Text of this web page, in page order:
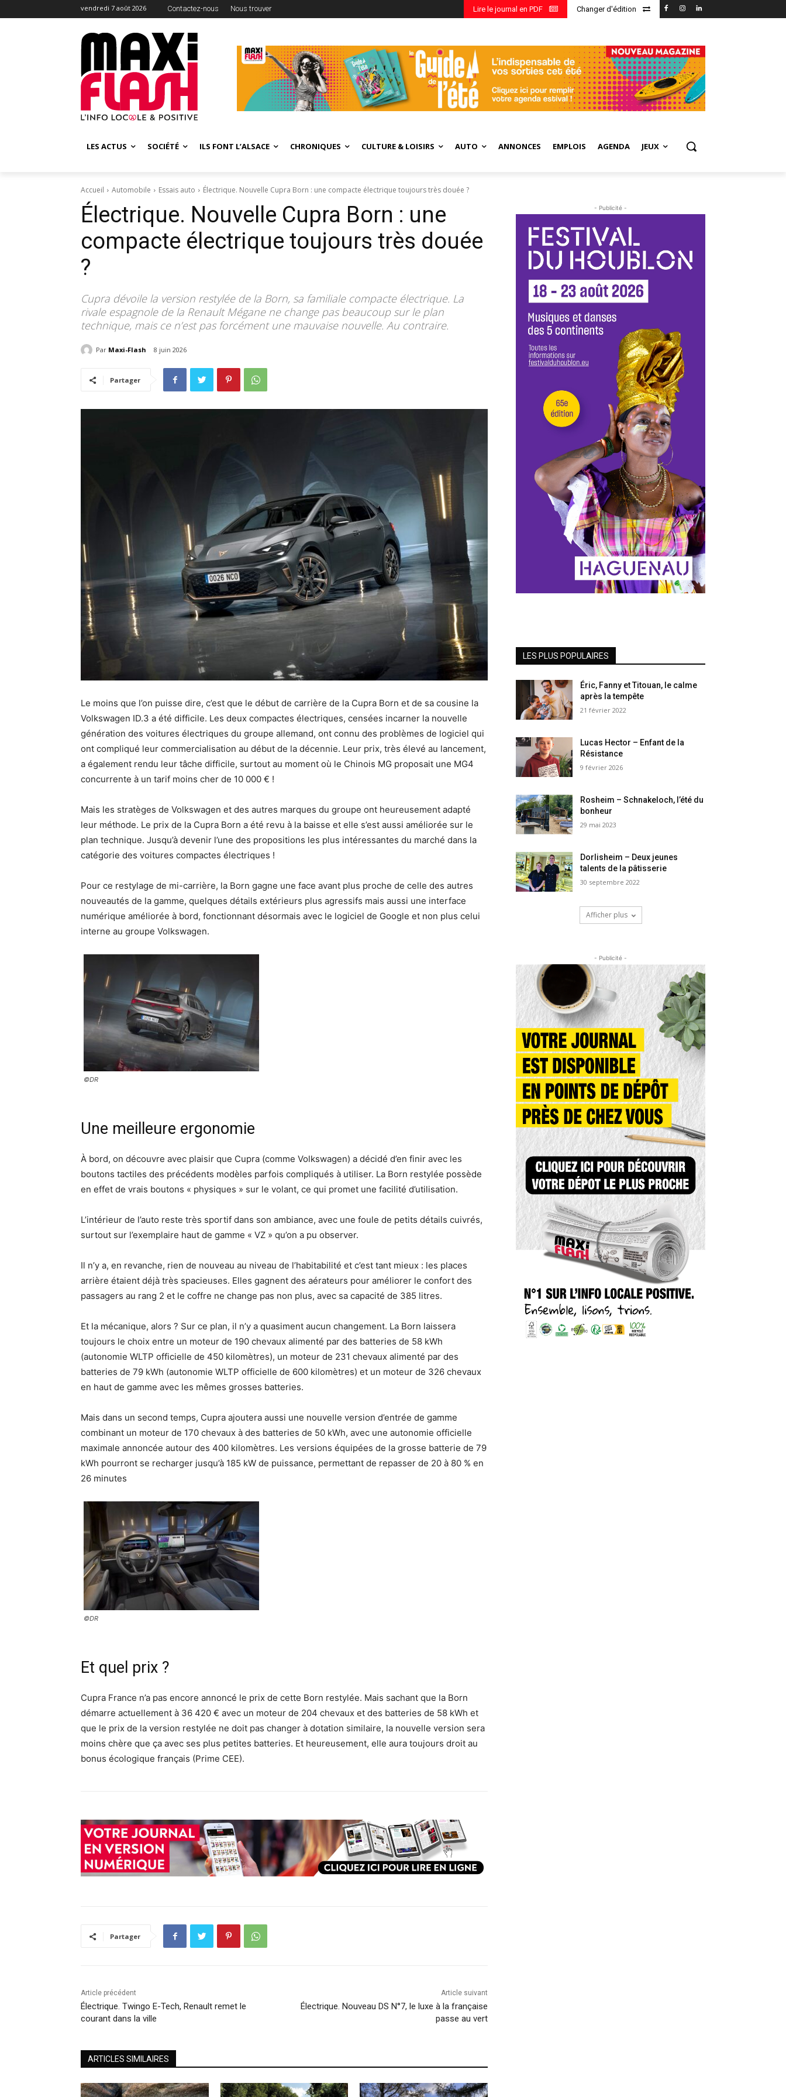
vendredi 7 août 2026 Contactez-nous Nous trouver Changer d'édition
Lire le journal en PDF
LES ACTUS SOCIÉTÉ ILS FONT L’ALSACE CHRONIQUES CULTURE & LOISIRS AUTO ANNONCES EMPLOIS AGENDA JEUX
Accueil Automobile Essais auto Électrique. Nouvelle Cupra Born : une compacte électrique toujours très douée ?
Électrique. Nouvelle Cupra Born : une
compacte électrique toujours très douée
?
Cupra dévoile la version restylée de la Born, sa familiale compacte électrique. La
rivale espagnole de la Renault Mégane ne change pas beaucoup sur le plan
technique, mais ce n’est pas forcément une mauvaise nouvelle. Au contraire.
Par Maxi-Flash 8 juin 2026
Partager
Le moins que l’on puisse dire, c’est que le début de carrière de la Cupra Born et de sa cousine la
Volkswagen ID.3 a été difficile. Les deux compactes électriques, censées incarner la nouvelle
génération des voitures électriques du groupe allemand, ont connu des problèmes de logiciel qui
ont compliqué leur commercialisation au début de la décennie. Leur prix, très élevé au lancement,
a également rendu leur tâche difficile, surtout au moment où le Chinois MG proposait une MG4
concurrente à un tarif moins cher de 10 000 € !
Mais les stratèges de Volkswagen et des autres marques du groupe ont heureusement adapté
leur méthode. Le prix de la Cupra Born a été revu à la baisse et elle s’est aussi améliorée sur le
plan technique. Jusqu’à devenir l’une des propositions les plus intéressantes du marché dans la
catégorie des voitures compactes électriques !
Pour ce restylage de mi-carrière, la Born gagne une face avant plus proche de celle des autres
nouveautés de la gamme, quelques détails extérieurs plus agressifs mais aussi une interface
numérique améliorée à bord, fonctionnant désormais avec le logiciel de Google et non plus celui
interne au groupe Volkswagen.
©DR
Une meilleure ergonomie
À bord, on découvre avec plaisir que Cupra (comme Volkswagen) a décidé d’en finir avec les
boutons tactiles des précédents modèles parfois compliqués à utiliser. La Born restylée possède
en effet de vrais boutons « physiques » sur le volant, ce qui promet une facilité d’utilisation.
L’intérieur de l’auto reste très sportif dans son ambiance, avec une foule de petits détails cuivrés,
surtout sur l’exemplaire haut de gamme « VZ » qu’on a pu observer.
Il n’y a, en revanche, rien de nouveau au niveau de l’habitabilité et c’est tant mieux : les places
arrière étaient déjà très spacieuses. Elles gagnent des aérateurs pour améliorer le confort des
passagers au rang 2 et le coffre ne change pas non plus, avec sa capacité de 385 litres.
Et la mécanique, alors ? Sur ce plan, il n’y a quasiment aucun changement. La Born laissera
toujours le choix entre un moteur de 190 chevaux alimenté par des batteries de 58 kWh
(autonomie WLTP officielle de 450 kilomètres), un moteur de 231 chevaux alimenté par des
batteries de 79 kWh (autonomie WLTP officielle de 600 kilomètres) et un moteur de 326 chevaux
en haut de gamme avec les mêmes grosses batteries.
Mais dans un second temps, Cupra ajoutera aussi une nouvelle version d’entrée de gamme
combinant un moteur de 170 chevaux à des batteries de 50 kWh, avec une autonomie officielle
maximale annoncée autour des 400 kilomètres. Les versions équipées de la grosse batterie de 79
kWh pourront se recharger jusqu’à 185 kW de puissance, permettant de repasser de 20 à 80 % en
26 minutes
©DR
Et quel prix ?
Cupra France n’a pas encore annoncé le prix de cette Born restylée. Mais sachant que la Born
démarre actuellement à 36 420 € avec un moteur de 204 chevaux et des batteries de 58 kWh et
que le prix de la version restylée ne doit pas changer à dotation similaire, la nouvelle version sera
moins chère que ça avec ses plus petites batteries. Et heureusement, elle aura toujours droit au
bonus écologique français (Prime CEE).
Partager
Article précédent
Électrique. Twingo E-Tech, Renault remet le
courant dans la ville
Article suivant
Électrique. Nouveau DS N°7, le luxe à la française
passe au vert
ARTICLES SIMILAIRES
- Publicité -
LES PLUS POPULAIRES
Éric, Fanny et Titouan, le calme
après la tempête
21 février 2022
Lucas Hector – Enfant de la
Résistance
9 février 2026
Rosheim – Schnakeloch, l’été du
bonheur
29 mai 2023
Dorlisheim – Deux jeunes
talents de la pâtisserie
30 septembre 2022
Afficher plus
- Publicité -